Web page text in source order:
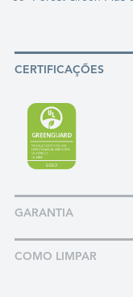
CERTIFICAÇÕES
GARANTIA
COMO LIMPAR